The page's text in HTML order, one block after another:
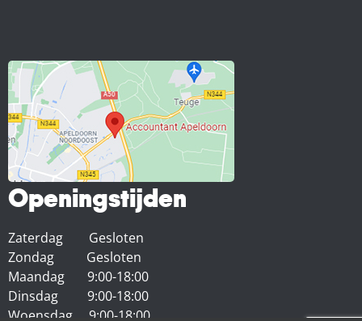
Openingstijden
Zaterdag Gesloten
Zondag Gesloten
Maandag 9:00-18:00
Dinsdag 9:00-18:00
Woensdag 9:00-18:00